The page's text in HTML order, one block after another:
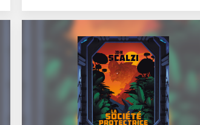
Shepherd et Jurassic Park. Un monde où les
monstres géants, les kaijus, comme les
appellent les Japonais, seront à la fois
protégés et étudiés. Ici, point de lutte contre
des braconniers avides de dépecer les grosses
bêbêtes ou de destruction de New York par...